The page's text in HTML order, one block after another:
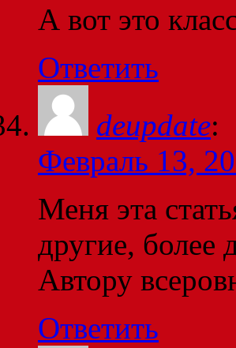
А вот это
Ответить
deupdate:
Февраль 13,
Меня эта
другие, более
Автору
Ответить